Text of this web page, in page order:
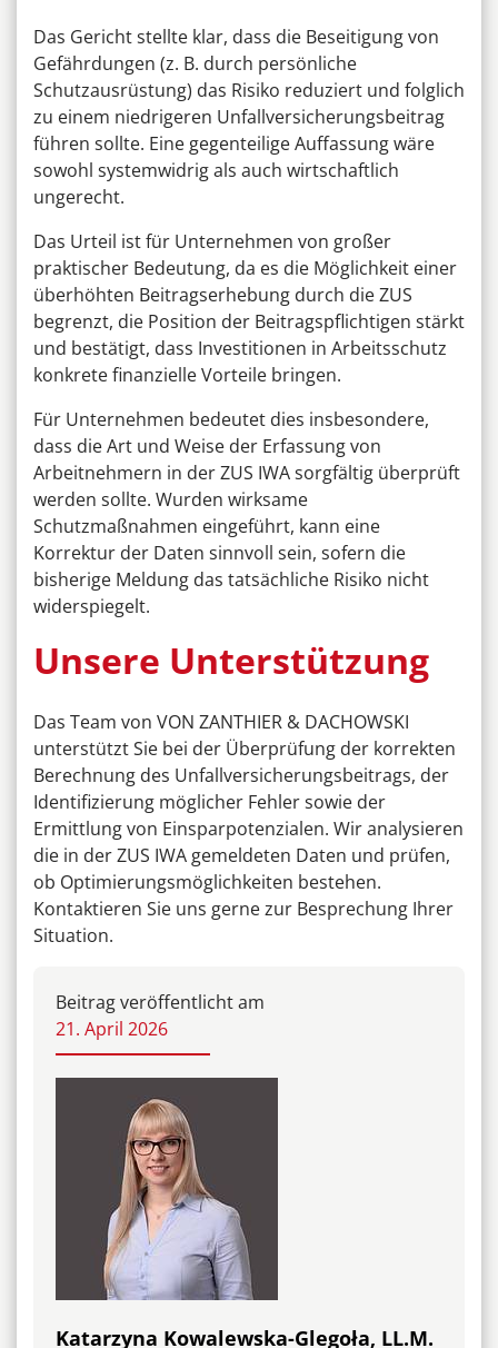
Das Gericht stellte klar, dass die Beseitigung von
Gefährdungen (z. B. durch persönliche
Schutzausrüstung) das Risiko reduziert und folglich
zu einem niedrigeren Unfallversicherungsbeitrag
führen sollte. Eine gegenteilige Auffassung wäre
sowohl systemwidrig als auch wirtschaftlich
ungerecht.
Das Urteil ist für Unternehmen von großer
praktischer Bedeutung, da es die Möglichkeit einer
überhöhten Beitragserhebung durch die ZUS
begrenzt, die Position der Beitragspflichtigen stärkt
und bestätigt, dass Investitionen in Arbeitsschutz
konkrete finanzielle Vorteile bringen.
Für Unternehmen bedeutet dies insbesondere,
dass die Art und Weise der Erfassung von
Arbeitnehmern in der ZUS IWA sorgfältig überprüft
werden sollte. Wurden wirksame
Schutzmaßnahmen eingeführt, kann eine
Korrektur der Daten sinnvoll sein, sofern die
bisherige Meldung das tatsächliche Risiko nicht
widerspiegelt.
Unsere Unterstützung
Das Team von VON ZANTHIER & DACHOWSKI
unterstützt Sie bei der Überprüfung der korrekten
Berechnung des Unfallversicherungsbeitrags, der
Identifizierung möglicher Fehler sowie der
Ermittlung von Einsparpotenzialen. Wir analysieren
die in der ZUS IWA gemeldeten Daten und prüfen,
ob Optimierungsmöglichkeiten bestehen.
Kontaktieren Sie uns gerne zur Besprechung Ihrer
Situation.
Beitrag veröffentlicht am
21. April 2026
Katarzyna Kowalewska-Glegoła, LL.M.